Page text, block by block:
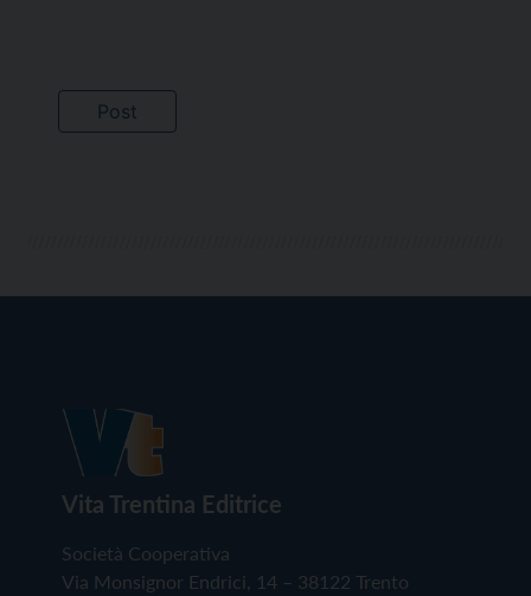
Vita Trentina Editrice
Società Cooperativa
Via Monsignor Endrici, 14 – 38122 Trento